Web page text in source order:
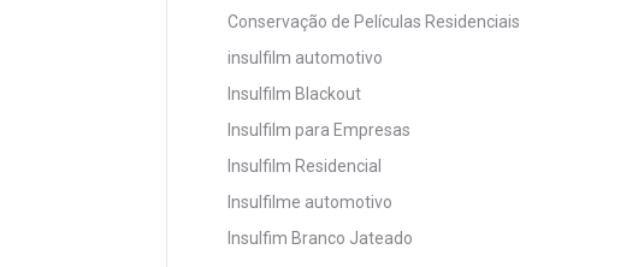
Conservação de Películas Residenciais
insulfilm automotivo
Insulfilm Blackout
Insulfilm para Empresas
Insulfilm Residencial
Insulfilme automotivo
Insulfim Branco Jateado